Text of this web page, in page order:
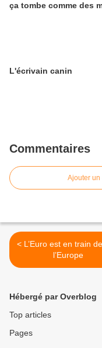
ça tombe comme des
L'écrivain canin
Commentaires
Ajouter un
< L’Euro est en train de tuer
l’Europe
Hébergé par Overblog
Top articles
Pages